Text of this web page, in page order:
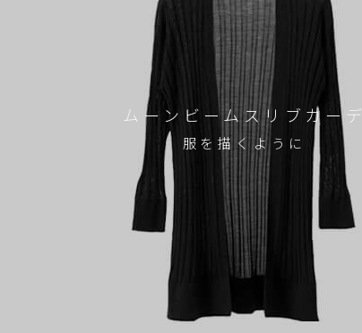
ムーンビームスリブカーデ
服を描くように